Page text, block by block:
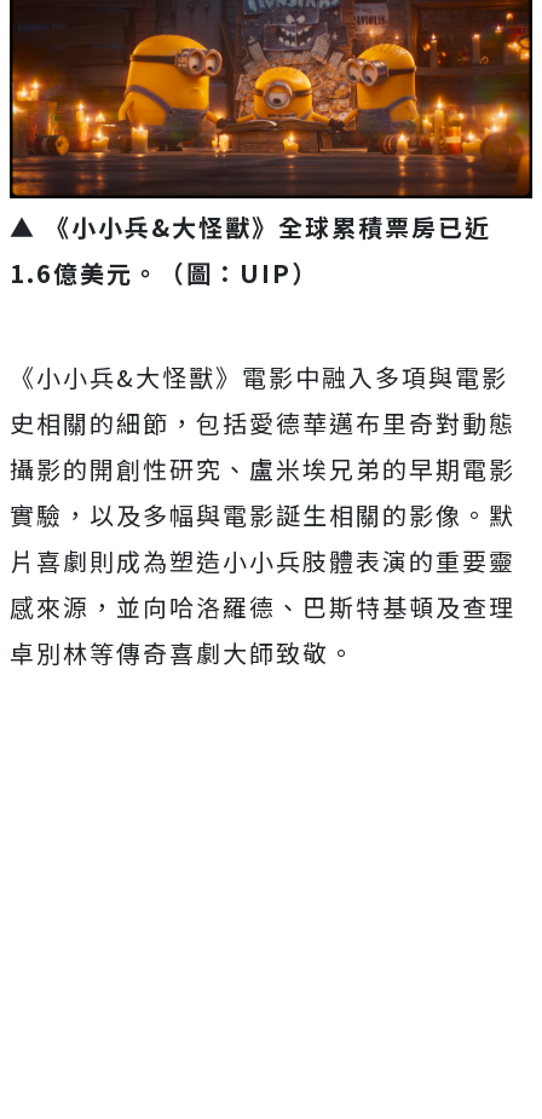
▲ 《小小兵&大怪獸》全球累積票房已近
1.6億美元。 （圖：UIP）
《小小兵&大怪獸》電影中融入多項與電影
史相關的細節， 包括愛德華邁布里奇對動態
攝影的開創性研究、 盧米埃兄弟的早期電影
實驗，以及多幅與電影誕生相關的影像。 默
片喜劇則成為塑造小小兵肢體表演的重要靈
感來源， 並向哈洛羅德、巴斯特基頓及查理
卓別林等傳奇喜劇大師致敬。